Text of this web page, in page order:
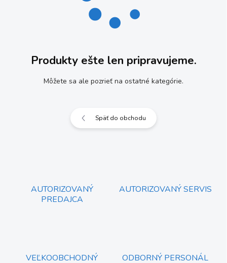
Produkty ešte len pripravujeme.
Môžete sa ale pozrieť na ostatné kategórie.
Späť do obchodu
AUTORIZOVANÝ
PREDAJCA
AUTORIZOVANÝ SERVIS
VEĽKOOBCHODNÝ
ODBORNÝ PERSONÁL